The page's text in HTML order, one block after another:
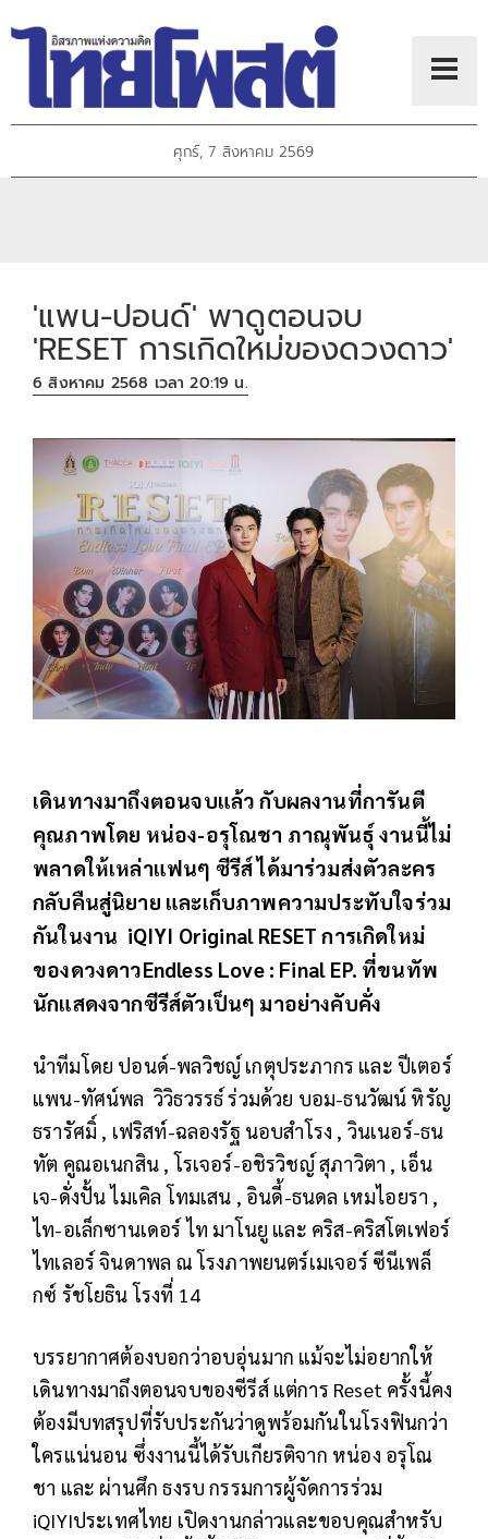
ศุกร์, 7 สิงหาคม 2569
'แพน-ปอนด์' พาดูตอนจบ
'RESET การเกิดใหม่ของดวงดาว'
6 สิงหาคม 2568 เวลา 20:19 น.
เดินทางมาถึงตอนจบแล้ว กับผลงานที่การันตี
คุณภาพโดย หน่อง-อรุโณชา ภาณุพันธุ์ งานนี้ไม่
พลาดให้เหล่าแฟนๆ ซีรีส์ ได้มาร่วมส่งตัวละคร
กลับคืนสู่นิยาย และเก็บภาพความประทับใจร่วม
กันในงาน iQIYI Original RESET การเกิดใหม่
ของดวงดาวEndless Love : Final EP. ที่ขนทัพ
นักแสดงจากซีรีส์ตัวเป็นๆ มาอย่างคับคั่ง
นำทีมโดย ปอนด์-พลวิชญ์ เกตุประภากร และ ปีเตอร์
แพน-ทัศน์พล วิวิธวรรธ์ ร่วมด้วย บอม-ธนวัฒน์ หิรัญ
ธรารัศมิ์ , เฟริสท์-ฉลองรัฐ นอบสำโรง , วินเนอร์-ธน
ทัต คูณอเนกสิน , โรเจอร์-อชิรวิชญ์ สุภาวิตา , เอ็น
เจ-ดั่งปั้น ไมเคิล โทมเสน , อินดี้-ธนดล เหมไอยรา ,
ไท-อเล็กซานเดอร์ ไท มาโนยู และ คริส-คริสโตเฟอร์
ไทเลอร์ จินดาพล ณ โรงภาพยนตร์เมเจอร์ ซีนีเพล็
กซ์ รัชโยธิน โรงที่ 14
บรรยากาศต้องบอกว่าอบอุ่นมาก แม้จะไม่อยากให้
เดินทางมาถึงตอนจบของซีรีส์ แต่การ Reset ครั้งนี้คง
ต้องมีบทสรุปที่รับประกันว่าดูพร้อมกันในโรงฟินกว่า
ใครแน่นอน ซึ่งงานนี้ได้รับเกียรติจาก หน่อง อรุโณ
ชา และ ผ่านศึก ธงรบ กรรมการผู้จัดการร่วม
iQIYIประเทศไทย เปิดงานกล่าวและขอบคุณสำหรับ